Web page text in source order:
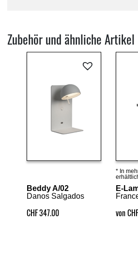
Zubehör und ähnliche Artikel
Beddy A/02
Danos Salgados
CHF347.00
* In
E-
von